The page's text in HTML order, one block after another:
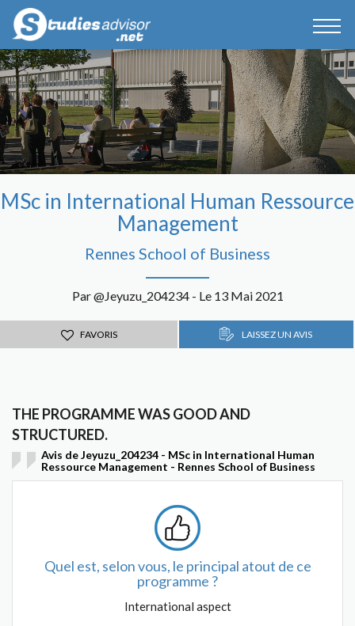
MSc in International Human Ressource
Management
Rennes School of Business
Par @Jeyuzu_204234 - Le 13 Mai 2021
FAVORIS LAISSEZ UN AVIS
THE PROGRAMME WAS GOOD AND
STRUCTURED.
Avis de Jeyuzu_204234 - MSc in International Human
Ressource Management - Rennes School of Business
Quel est, selon vous, le principal atout de ce
programme ?
International aspect